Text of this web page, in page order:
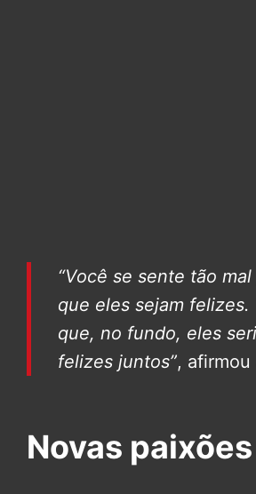
“Você se sente tão
que eles sejam felizes.
que, no fundo, eles
felizes juntos”, afirmou
Novas paixões